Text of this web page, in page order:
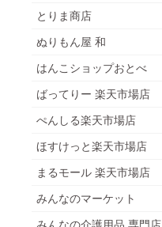
とりま商店
ぬりもん屋 和
はんこショップおとべ
ばってりー 楽天市場店
ぺんしる楽天市場店
ほすけっと楽天市場店
まるモール 楽天市場店
みんなのマーケット